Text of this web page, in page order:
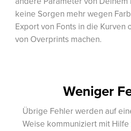
keine Sorgen mehr wegen
Export von Fonts in die Kurven
von Overprints machen.
Weniger
Übrige Fehler werden auf
Weise kommuniziert mit Hilfe